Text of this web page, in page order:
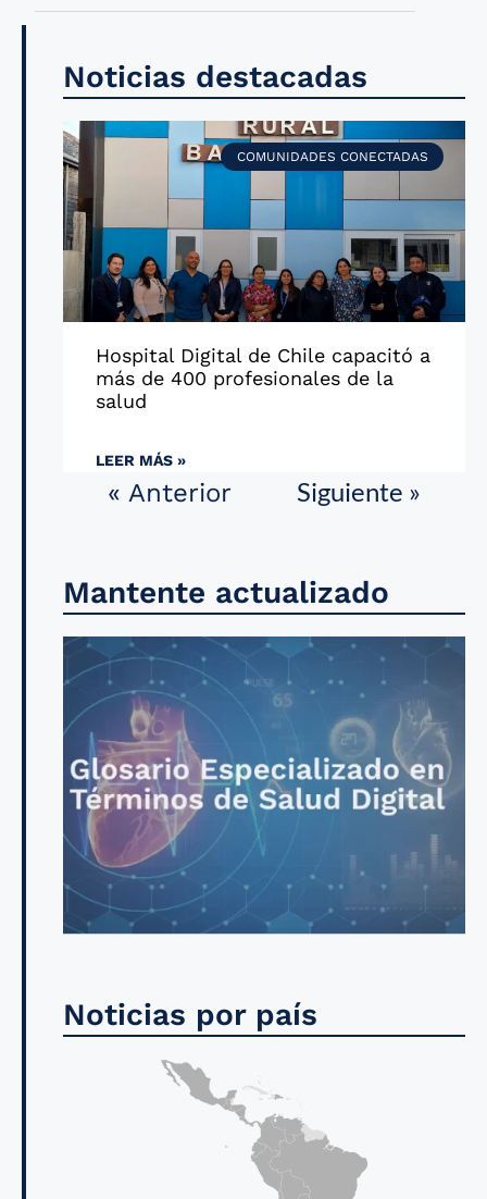
Noticias destacadas
COMUNIDADES CONECTADAS
Hospital Digital de Chile capacitó a
más de 400 profesionales de la
salud
LEER MÁS »
« Anterior Siguiente »
Mantente actualizado
Noticias por país